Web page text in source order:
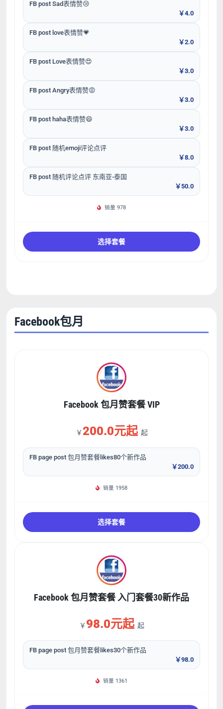
FB post Sad表情赞😢
￥4.0
FB post love表情赞💗
￥2.0
FB post Love表情赞😍
￥3.0
FB post Angry表情赞😡
￥3.0
FB post haha表情赞😄
￥3.0
FB post 随机emoji评论点评
￥8.0
FB post 随机评论点评 东南亚-泰国
￥50.0
销量 978
选择套餐
Facebook包月
Facebook 包月赞套餐 VIP
￥200.0元起 起
FB page post 包月赞套餐likes80个新作品
￥200.0
销量 1958
选择套餐
Facebook 包月赞套餐 入门套餐30新作品
￥ 98.0元起 起
FB page post 包月赞套餐likes30个新作品
￥98.0
销量 1361